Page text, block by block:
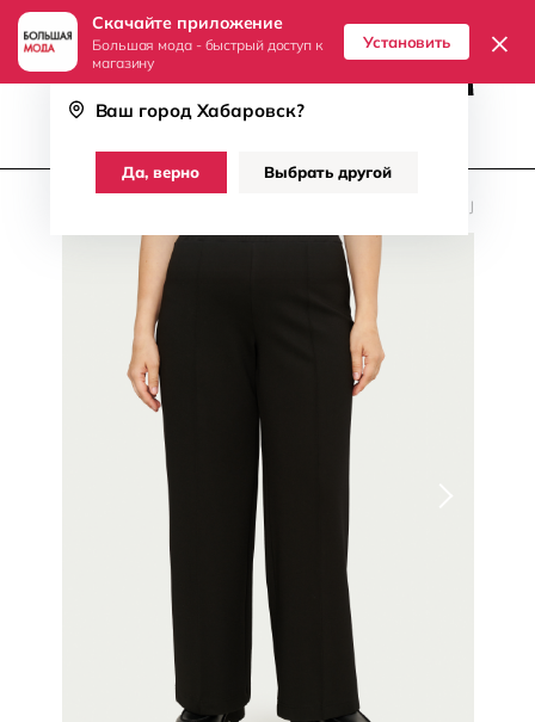
Скачайте приложение
Большая мода - быстрый доступ к
магазину
Установить ×
Хабаровск
Ваш город Хабаровск?
Да, верно Выбрать другой
8 (800) 511-71-07
Брюки Jodi Nash